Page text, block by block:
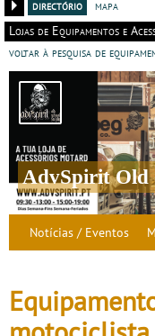
directório
mapa
Lojas de Equipamentos e
voltar à pesquisa de
AdvSpirit Old
Notícias / Eventos